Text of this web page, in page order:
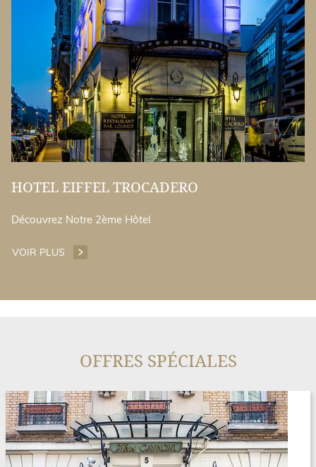
HOTEL EIFFEL TROCADERO
Découvrez Notre 2ème Hôtel
VOIR PLUS HOTEL EIFFEL TROCADERO
OFFRES SPÉCIALES